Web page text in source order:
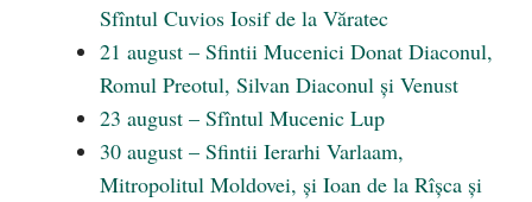
Sfîntul Cuvios Iosif de la Văratec
21 august – Sfintii Mucenici Donat Diaconul,
Romul Preotul, Silvan Diaconul și Venust
23 august – Sfîntul Mucenic Lup
30 august – Sfintii Ierarhi Varlaam,
Mitropolitul Moldovei, și Ioan de la Rîșca și